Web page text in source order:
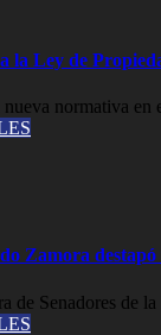
la Ley de
normativa en
Zamora
de Senadores de